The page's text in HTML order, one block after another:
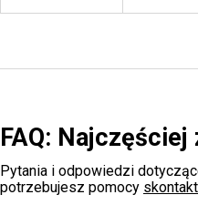
FAQ: Najczęściej
Pytania i odpowiedzi
potrzebujesz pomocy